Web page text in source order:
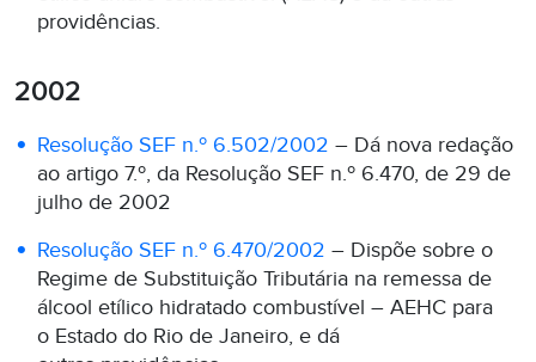
providências.
2002
Resolução SEF n.º 6.502/2002 – Dá nova redação
ao artigo 7.º, da Resolução SEF n.º 6.470, de 29 de
julho de 2002
Resolução SEF n.º 6.470/2002 – Dispõe sobre o
Regime de Substituição Tributária na remessa de
álcool etílico hidratado combustível – AEHC para
o Estado do Rio de Janeiro, e dá